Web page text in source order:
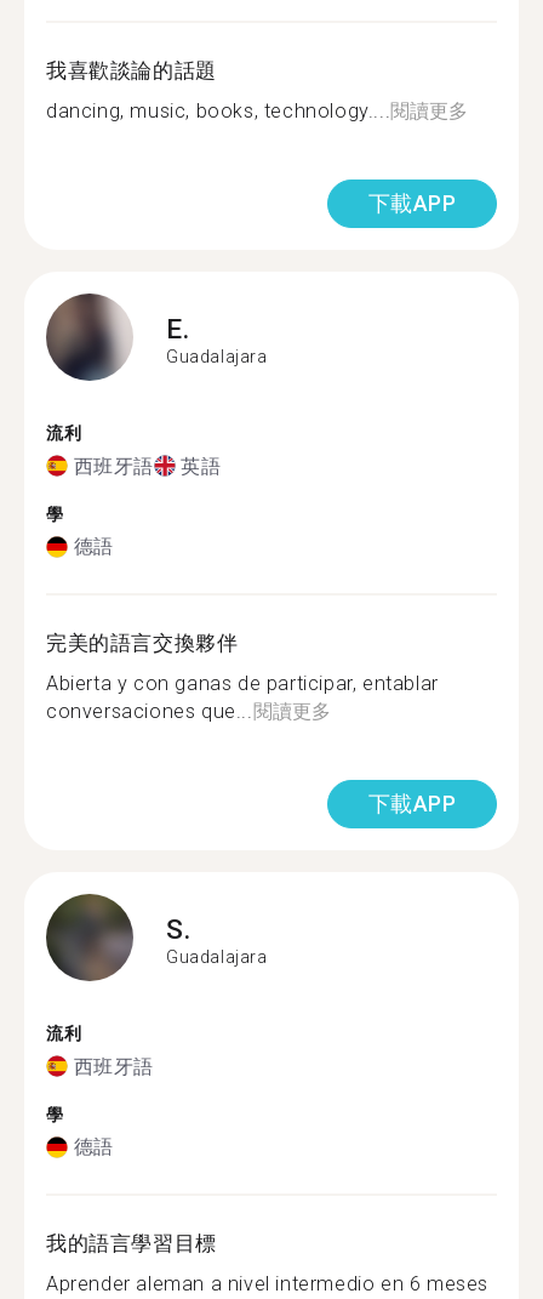
我喜歡談論的話題
dancing, music, books, technology....閱讀更多
下載APP
E.
Guadalajara
流利
西班牙語 英語
學
德語
完美的語言交換夥伴
Abierta y con ganas de participar, entablar
conversaciones que...閱讀更多
下載APP
S.
Guadalajara
流利
西班牙語
學
德語
我的語言學習目標
Aprender aleman a nivel intermedio en 6 meses